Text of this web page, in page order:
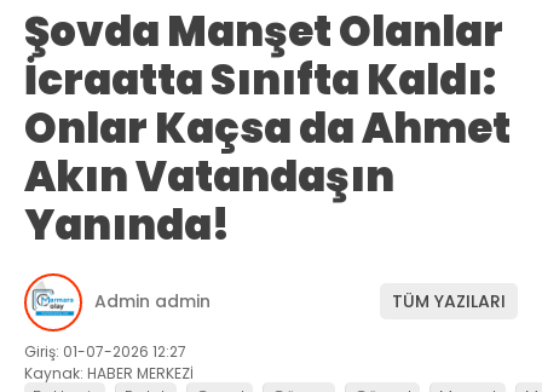
Şovda Manşet Olanlar
İcraatta Sınıfta Kaldı:
Onlar Kaçsa da Ahmet
Akın Vatandaşın
Yanında!
Admin admin TÜM YAZILARI
Giriş: 01-07-2026 12:27
Kaynak: HABER MERKEZİ